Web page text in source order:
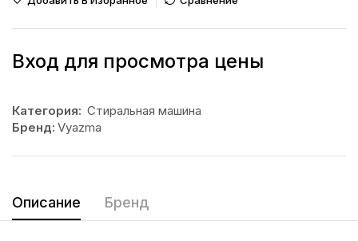
Вход для просмотра цены
Категория: Стиральная машина
Бренд: Vyazma
Описание Бренд